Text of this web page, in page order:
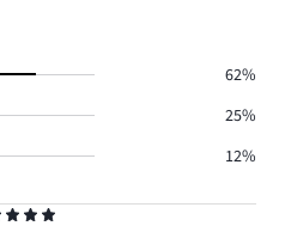
62%
25%
12%